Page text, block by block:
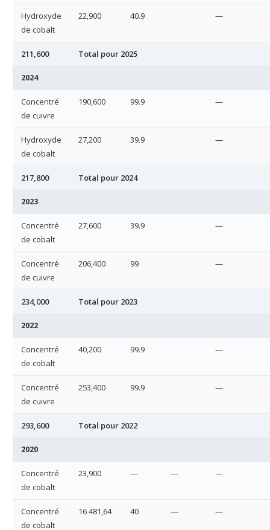
Hydroxyde
de cobalt
22,900 40.9 —
211,600 Total pour 2025
2024
Concentré
de cuivre
190,600 99.9 —
Hydroxyde
de cobalt
27,200 39.9 —
217,800 Total pour 2024
2023
Concentré
de cobalt
27,600 39.9 —
Concentré
de cuivre
206,400 99 —
234,000 Total pour 2023
2022
Concentré
de cobalt
40,200 99.9 —
Concentré
de cuivre
253,400 99.9 —
293,600 Total pour 2022
2020
Concentré
de cobalt
23,900 — — —
Concentré
de cobalt
16 481,64 40 — —